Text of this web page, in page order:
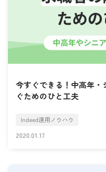
今すぐできる！中高年
ぐためのひと工夫
Indeed運用ノウハウ
2020.01.17